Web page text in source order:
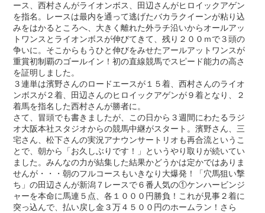
ース、西村さんがライオンボス、田辺さんがヒロイックアゲン
を指名。レースは最内を通って逃げたバカラクイーンが粘り込
みをはかるところへ、大きく離れた外ラチ沿いからオールアッ
トワンスとライオンボスが伸びてきて、残り２００ｍで３頭の
争いに。そこからもうひと伸びをみせたアールアットワンスが
重賞初制覇のゴールイン！初の直線競馬でスピード能力の高さ
を証明しました。
３連単は濱野さんのロードエースが１５着、西村さんのライオ
ンボスが２着、田辺さんのヒロイックアゲンが９着となり、２
着馬を指名した西村さんが勝者に。
さて、冒頭でも書きましたが、この日から３週間にわたるラジ
オ大阪本社スタジオからの競馬中継がスタート。濱野さん、三
宅さん、松下さんの実況アナウンサートリオも再合流というこ
とで、朝から「お久しぶりです！」というやり取りが続いてい
ました。みんなの力が結集した結果かどうかは定かではありま
せんが・・・朝のフルコースもいきなり大爆発！「穴馬狙い撃
ち」の田辺さんが新潟７レースで６番人気の①ケンハービンジ
ャーを本命に馬連５点、各１０００円勝負！これが見事２着に
突っ込んで、払い戻し金３万４５００円のホームラン！さら